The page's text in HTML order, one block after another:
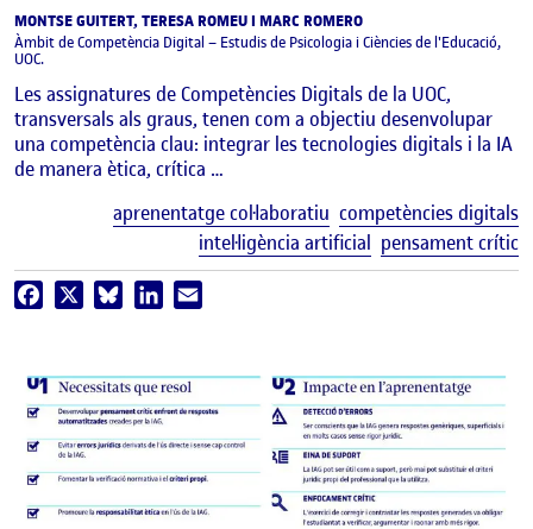
MONTSE GUITERT, TERESA ROMEU I MARC ROMERO
Àmbit de Competència Digital – Estudis de Psicologia i Ciències de l'Educació,
UOC.
Les assignatures de Competències Digitals de la UOC,
transversals als graus, tenen com a objectiu desenvolupar
una competència clau: integrar les tecnologies digitals i la IA
de manera ètica, crítica …
aprenentatge col·laboratiu competències digitals
intel·ligència artificial pensament crític
Facebook BlueskyLinkedIn